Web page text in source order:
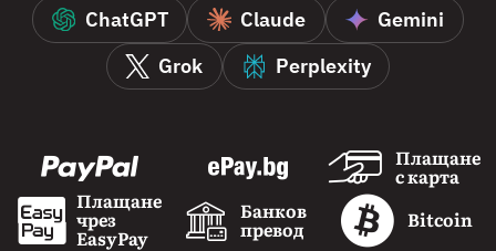
ChatGPT Claude
Gemini
Grok
Perplexity
Плащане
с карта
Плащане
чрез
EasyPay
Банков
превод
Bitcoin